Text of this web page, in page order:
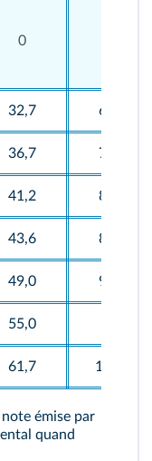
0
32,7 65,4
36,7 73,4
41,2 82,4
43,6 87,3
49,0 98,0
55,0
61,7 123,5
émise par
quand